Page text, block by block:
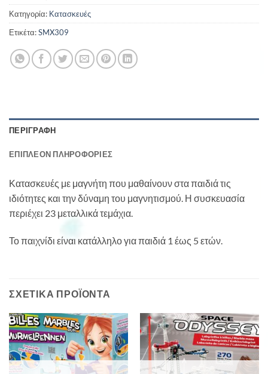
Κατηγορία: Κατασκευές
Ετικέτα:SMX309
ΠΕΡΙΓΡΑΦΉ
ΕΠΙΠΛΈΟΝ ΠΛΗΡΟΦΟΡΊΕΣ
Κατασκευές με μαγνήτη που μαθαίνουν στα παιδιά τις
ιδιότητες και την δύναμη του μαγνητισμού. Η συσκευασία
περιέχει 23 μεταλλικά τεμάχια.
Το παιχνίδι είναι κατάλληλο για παιδιά 1 έως 5 ετών.
ΣΧΕΤΙΚΆ ΠΡΟΪΌΝΤΑ